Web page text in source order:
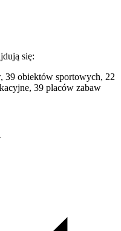
się:
39 obiektów sportowych, 22
39 placów zabaw